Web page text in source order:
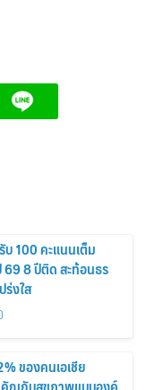
100 คะแนนเต็ม
8 ปีติด สะท้อนธร
งใส
ของคนเอเชีย